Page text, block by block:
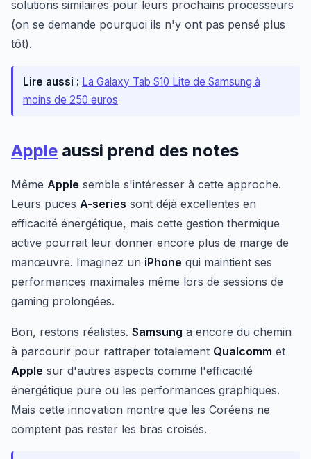
solutions similaires pour leurs prochains processeurs
(on se demande pourquoi ils n'y ont pas pensé plus
tôt).
Lire aussi : La Galaxy Tab S10 Lite de Samsung à
moins de 250 euros
Apple aussi prend des notes
Même Apple semble s'intéresser à cette approche.
Leurs puces A-series sont déjà excellentes en
efficacité énergétique, mais cette gestion thermique
active pourrait leur donner encore plus de marge de
manœuvre. Imaginez un iPhone qui maintient ses
performances maximales même lors de sessions de
gaming prolongées.
Bon, restons réalistes. Samsung a encore du chemin
à parcourir pour rattraper totalement Qualcomm et
Apple sur d'autres aspects comme l'efficacité
énergétique pure ou les performances graphiques.
Mais cette innovation montre que les Coréens ne
comptent pas rester les bras croisés.